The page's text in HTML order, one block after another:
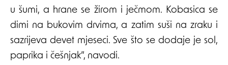
u šumi, a hrane se žirom i ječmom. Kobasica se
dimi na bukovim drvima, a zatim suši na zraku i
sazrijeva devet mjeseci. Sve što se dodaje je sol,
paprika i češnjak”, navodi.